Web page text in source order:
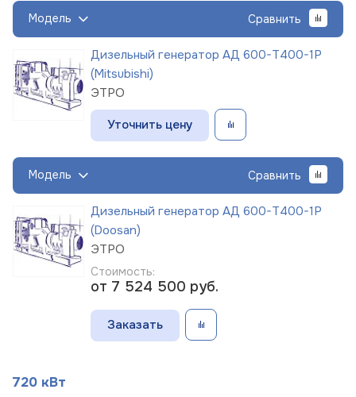
Модель Сравнить
Дизельный генератор АД 600-Т400-1Р
(Mitsubishi)
ЭТРО
Уточнить цену
Модель Сравнить
Дизельный генератор АД 600-Т400-1Р
(Doosan)
ЭТРО
Стоимость:
от 7 524 500 руб.
Заказать
720 кВт